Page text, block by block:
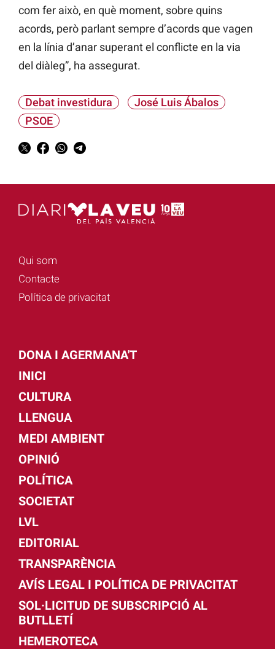
com fer això, en què moment, sobre quins
acords, però parlant sempre d’acords que vagen
en la línia d’anar superant el conflicte en la via
del diàleg”, ha assegurat.
Debat investidura
José Luis Ábalos
PSOE
Qui som
Contacte
Política de privacitat
DONA I AGERMANA'T
INICI
CULTURA
LLENGUA
MEDI AMBIENT
OPINIÓ
POLÍTICA
SOCIETAT
LVL
EDITORIAL
TRANSPARÈNCIA
AVÍS LEGAL I POLÍTICA DE PRIVACITAT
SOL·LICITUD DE SUBSCRIPCIÓ AL
BUTLLETÍ
HEMEROTECA